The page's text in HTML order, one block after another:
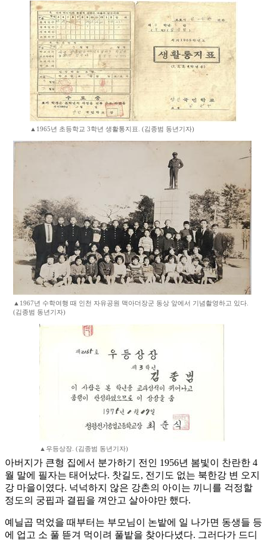
▲1965년 초등학교 3학년 생활통지표. (김종범 동년기자)
▲1967년 수학여행 때 인천 자유공원 맥아더장군 동상 앞에서 기념촬영하고 있다.
(김종범 동년기자)
▲우등상장. (김종범 동년기자)
아버지가 큰형 집에서 분가하기 전인 1956년 봄빛이 찬란한 4
월 말에 필자는 태어났다. 찻길도, 전기도 없는 북한강 변 오지
강 마을이였다. 넉넉하지 않은 강촌의 아이는 끼니를 걱정할
정도의 궁핍과 결핍을 껴안고 살아야만 했다.
예닐곱 먹었을 때부터는 부모님이 논밭에 일 나가면 동생들 등
에 업고 소 풀 뜯겨 먹이려 풀밭을 찾아다녔다. 그러다가 드디